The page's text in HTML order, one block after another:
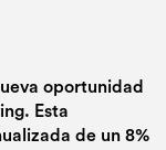
oportunidad
Esta
de un 8%